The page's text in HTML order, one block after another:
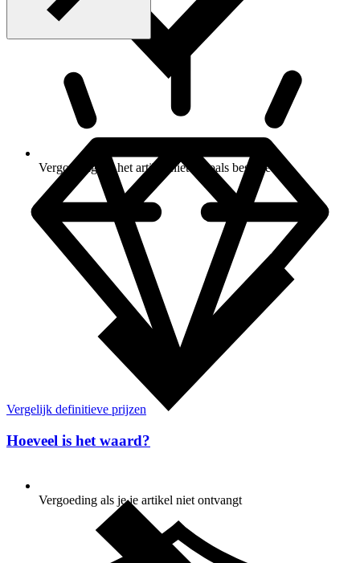
Vergoeding als het artikel niet is zoals beschreven
Vergoeding als je je artikel niet ontvangt
Vergelijk definitieve prijzen
Hoeveel is het waard?